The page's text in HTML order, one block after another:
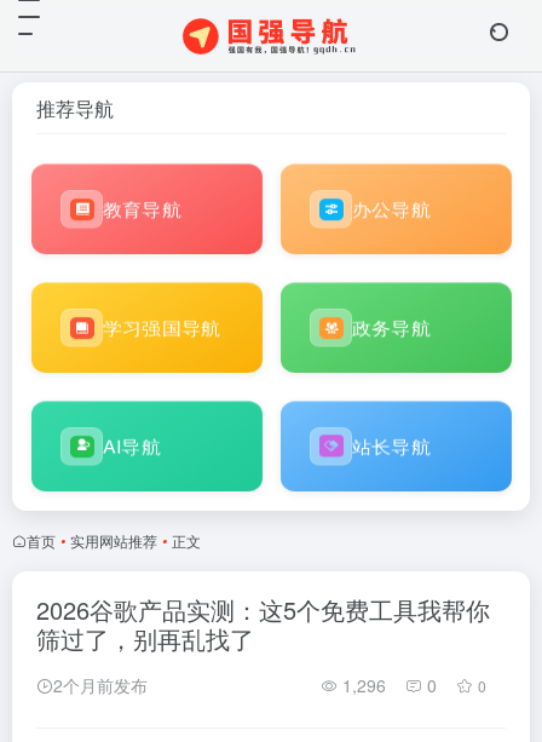
推荐导航
教育导航 办公导航
学习强国导航 政务导航
AI导航 站长导航
首页 • 实用网站推荐 • 正文
2026谷歌产品实测：这5个免费工具我帮你
筛过了，别再乱找了
2个月前发布 1,296 0 0